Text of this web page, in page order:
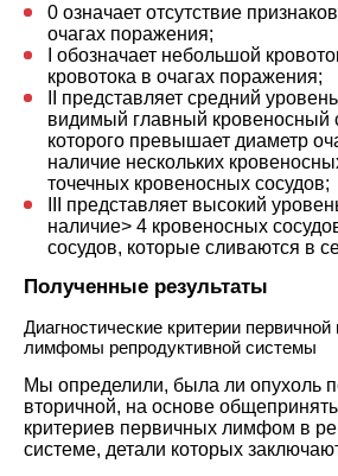
0 означает отсутствие
очагах поражения;
I обозначает небольшой
кровотока в очагах поражения;
II представляет средний
видимый главный кровеносный
которого превышает диаметр
наличие нескольких
точечных кровеносных сосудов;
III представляет высокий
наличие> 4 кровеносных
сосудов, которые сливаются в
Полученные результаты
Диагностические критерии
лимфомы репродуктивной системы
Мы определили, была ли опухоль
вторичной, на основе
критериев первичных лимфом в
системе, детали которых